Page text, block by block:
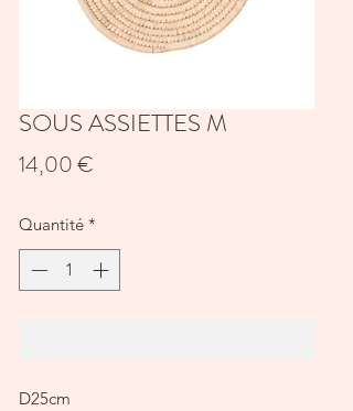
SOUS ASSIETTES M
14,00 €
Quantité *
D25cm